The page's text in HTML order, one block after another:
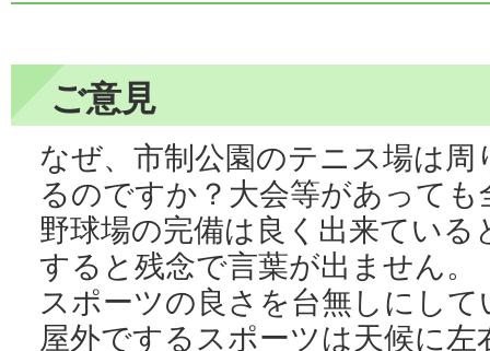
ご意見
なぜ、市制公園のテニス場は
るのですか？大会等があって
野球場の完備は良く出来てい
すると残念で言葉が出ません。
スポーツの良さを台無しにして
屋外でするスポーツは天候に